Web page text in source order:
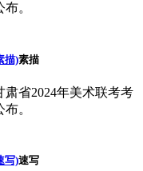
。
描)素描
肃省2024年美术联考考
。
写)速写